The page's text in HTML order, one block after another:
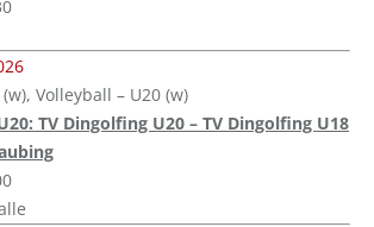
Volleyball – U20 (w)
TV Dingolfing U20 – TV Dingolfing U18